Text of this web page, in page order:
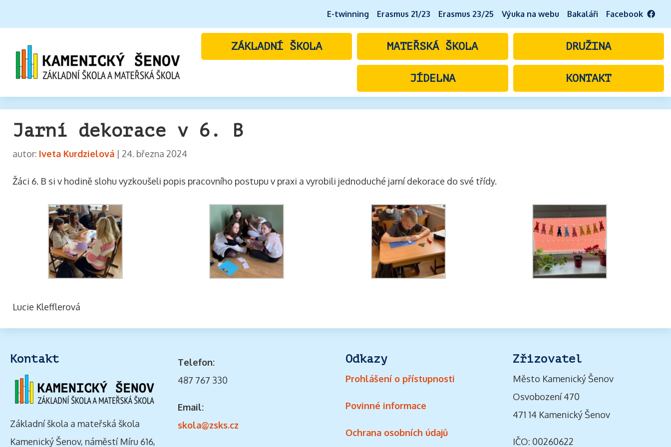
E-twinning Erasmus 21/23 Erasmus 23/25 Výuka na webu Bakaláři Facebook
ZÁKLADNÍ ŠKOLA MATEŘSKÁ ŠKOLA DRUŽINA
JÍDELNA KONTAKT
Jarní dekorace v 6. B
autor: Iveta Kurdzielová | 24. března 2024
Žáci 6. B si v hodině slohu vyzkoušeli popis pracovního postupu v praxi a vyrobili jednoduché jarní dekorace do své třídy.
Lucie Klefflerová
Kontakt
Základní škola a mateřská škola
Kamenický Šenov, náměstí Míru 616,
Telefon:
487 767 330
Email:
skola@zsks.cz
Odkazy
Prohlášení o přístupnosti
Povinné informace
Ochrana osobních údajů
Zřizovatel
Město Kamenický Šenov
Osvobození 470
471 14 Kamenický Šenov
IČO: 00260622